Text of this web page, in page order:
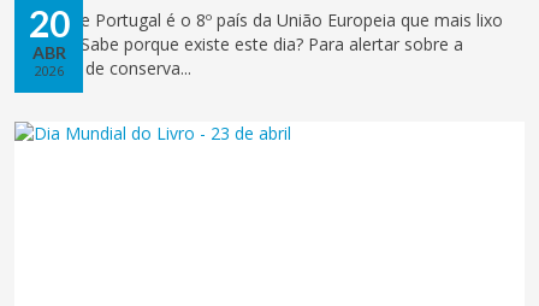
20
ABR
2026
Sabia que Portugal é o 8º país da União Europeia que mais lixo
produz? Sabe porque existe este dia? Para alertar sobre a
urgência de conserva...